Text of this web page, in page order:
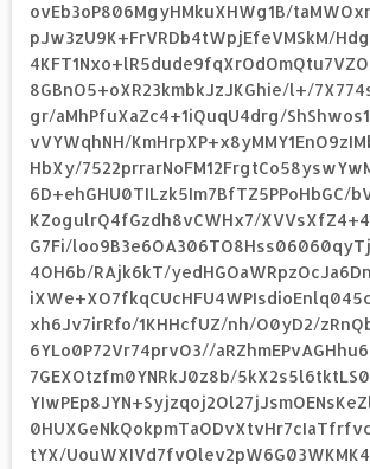
ovEb3oP806MgyHMkuXHWg1B/
pJw3zU9K+FrVRDb4tWpjEfeVMSkM/
8GBnO5+oXR23kmbkJzJKGhie/l+/
gr/aMhPfuXaZc4+1iQuqU4drg/
vVYWqhNH/
HbXy/
6D+ehGHU0TILzk5Im7BfTZ5PPoHbGC/
KZogulrQ4fGzdh8vCWHx7/
G7Fi/
4OH6b/RAjk6kT/
xh6Jv7irRfo/1KHHcfUZ/nh/O0yD2/
6YLo0P72Vr74prvO3//
7GEXOtzfm0YNRkJ0z8b/
tYX/